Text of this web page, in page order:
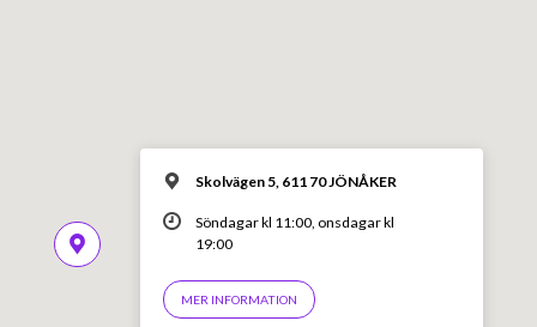
Skolvägen 5, 611 70 JÖNÅKER
Söndagar kl 11:00, onsdagar kl
19:00
MER INFORMATION